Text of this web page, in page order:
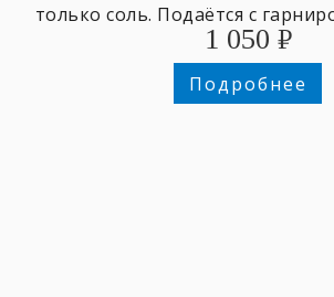
только соль. Подаётся с
зеленью.
1 050 ₽
Подробнее